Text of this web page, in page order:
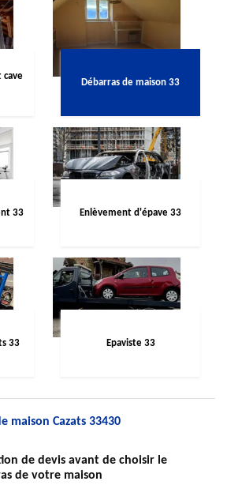
cave
Débarras de maison 33
33 Enlèvement d'épave 33
33 Epaviste 33
maison Cazats 33430
de devis avant de choisir le
de votre maison